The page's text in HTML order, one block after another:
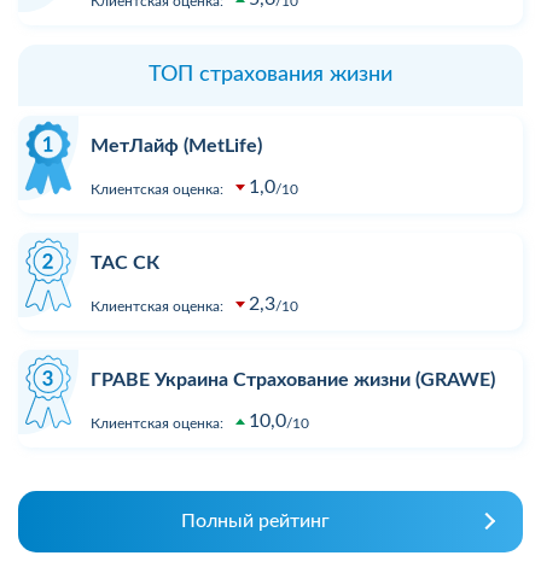
ТОП страхования жизни
МетЛайф (MetLife)
Клиентская оценка: 1,0 10
ТАС СК
Клиентская оценка: 2,3 10
ГРАВЕ Украина Страхование жизни (GRAWE)
Клиентская оценка: 10,0 10
Полный рейтинг